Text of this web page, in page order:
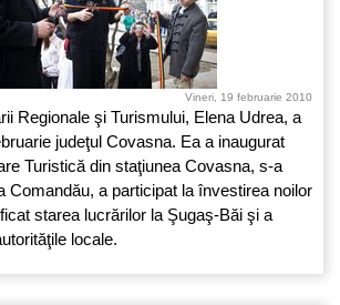
Vineri, 19 februarie 2010
Regionale şi Turismului, Elena Udrea, a
judeţul Covasna. Ea a inaugurat
Turistică din staţiunea Covasna, s-a
Comandău, a participat la învestirea noilor
starea lucrărilor la Şugaş-Băi şi a
locale.